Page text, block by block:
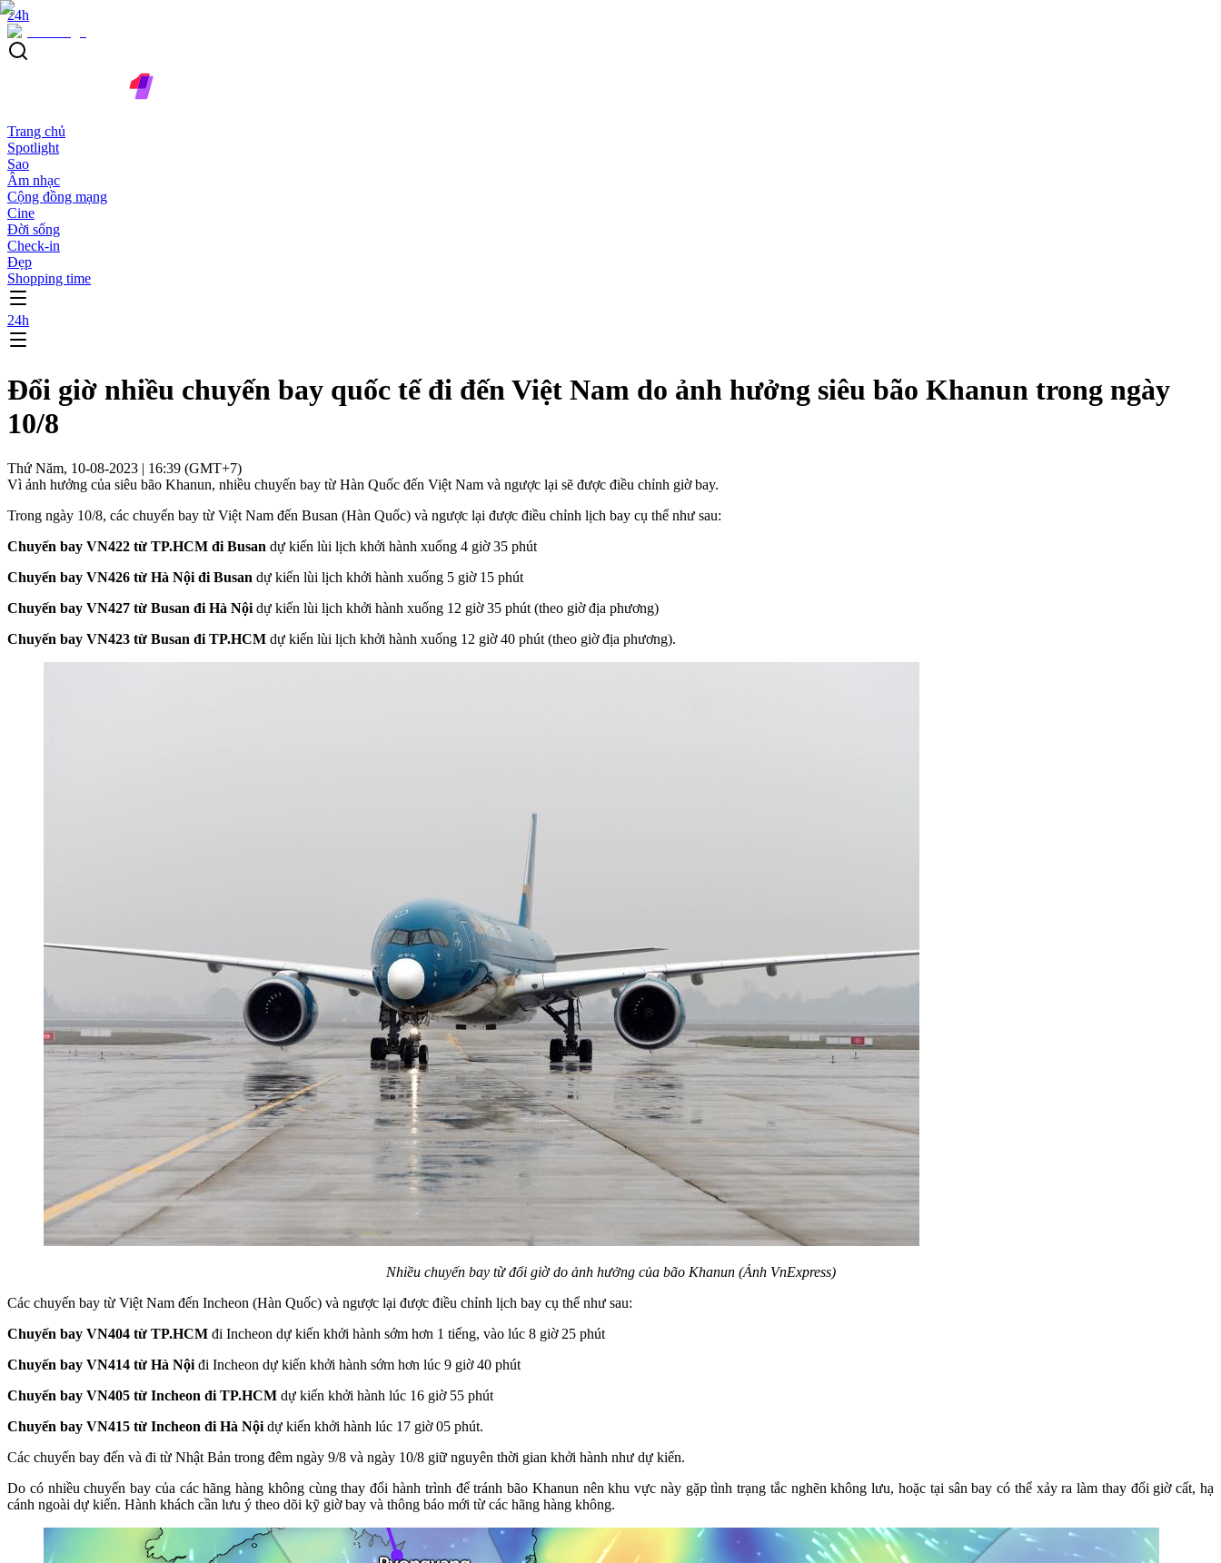
24h
Trang chủ
Spotlight
Sao
Âm nhạc
Cộng đồng mạng
Cine
Đời sống
Check-in
Đẹp
Shopping time
24h
Đổi giờ nhiều chuyến bay quốc tế đi đến Việt Nam do ảnh hưởng siêu bão Khanun trong ngày
10/8
Thứ Năm, 10-08-2023 | 16:39 (GMT+7)
Vì ảnh hưởng của siêu bão Khanun, nhiều chuyến bay từ Hàn Quốc đến Việt Nam và ngược lại sẽ được điều chỉnh giờ bay.
Trong ngày 10/8, các chuyến bay từ Việt Nam đến Busan (Hàn Quốc) và ngược lại được điều chỉnh lịch bay cụ thể như sau:
Chuyến bay VN422 từ TP.HCM đi Busan dự kiến lùi lịch khởi hành xuống 4 giờ 35 phút
Chuyến bay VN426 từ Hà Nội đi Busan dự kiến lùi lịch khởi hành xuống 5 giờ 15 phút
Chuyến bay VN427 từ Busan đi Hà Nội dự kiến lùi lịch khởi hành xuống 12 giờ 35 phút (theo giờ địa phương)
Chuyến bay VN423 từ Busan đi TP.HCM dự kiến lùi lịch khởi hành xuống 12 giờ 40 phút (theo giờ địa phương).
Nhiều chuyến bay từ đổi giờ do ảnh hưởng của bão Khanun (Ảnh VnExpress)
Các chuyến bay từ Việt Nam đến Incheon (Hàn Quốc) và ngược lại được điều chỉnh lịch bay cụ thể như sau:
Chuyến bay VN404 từ TP.HCM đi Incheon dự kiến khởi hành sớm hơn 1 tiếng, vào lúc 8 giờ 25 phút
Chuyến bay VN414 từ Hà Nội đi Incheon dự kiến khởi hành sớm hơn lúc 9 giờ 40 phút
Chuyến bay VN405 từ Incheon đi TP.HCM dự kiến khởi hành lúc 16 giờ 55 phút
Chuyến bay VN415 từ Incheon đi Hà Nội dự kiến khởi hành lúc 17 giờ 05 phút.
Các chuyến bay đến và đi từ Nhật Bản trong đêm ngày 9/8 và ngày 10/8 giữ nguyên thời gian khởi hành như dự kiến.
Do có nhiều chuyến bay của các hãng hàng không cùng thay đổi hành trình để tránh bão Khanun nên khu vực này gặp tình trạng tắc nghẽn không lưu, hoặc tại sân bay có thể xảy ra làm thay đổi giờ cất, hạ
cánh ngoài dự kiến. Hành khách cần lưu ý theo dõi kỹ giờ bay và thông báo mới từ các hãng hàng không.